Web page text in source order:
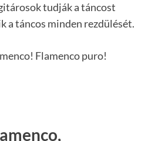
tudják a táncost
a táncos minden rezdülését.
Flamenco puro!